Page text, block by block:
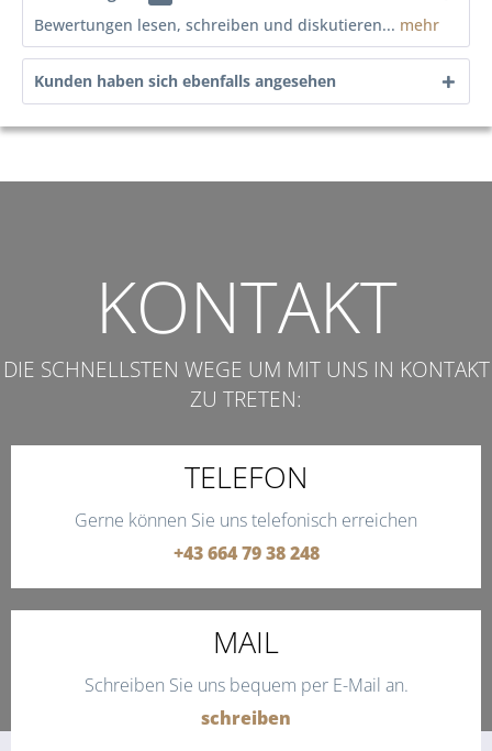
Bewertungen lesen, schreiben und diskutieren... mehr
Kunden haben sich ebenfalls angesehen
KONTAKT
DIE SCHNELLSTEN WEGE UM MIT UNS IN KONTAKT
ZU TRETEN:
TELEFON
Gerne können Sie uns telefonisch erreichen
+43 664 79 38 248
MAIL
Schreiben Sie uns bequem per E-Mail an.
schreiben